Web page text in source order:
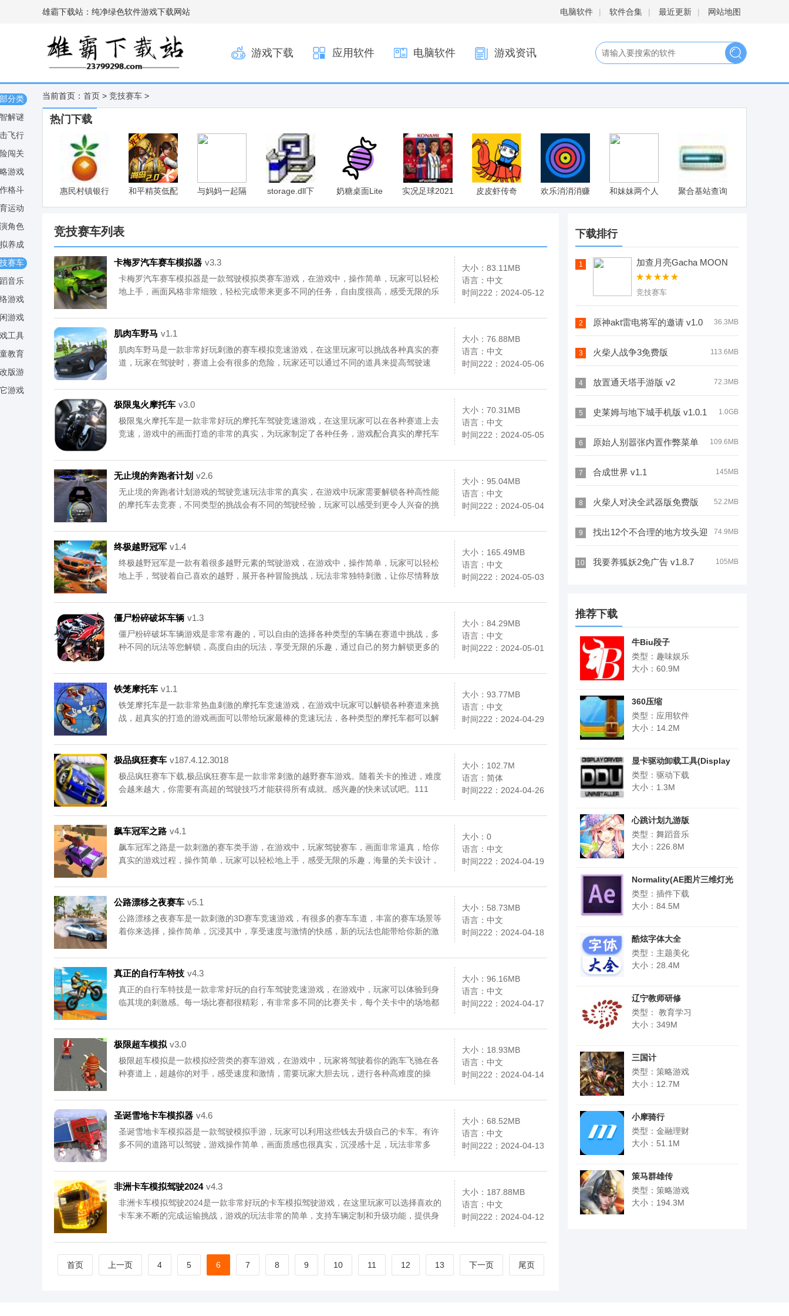
雄霸下载站：纯净绿色软件游戏下载网站 电脑软件 | 软件合集 | 最近更新 | 网站地图
游戏下载 应用软件 电脑软件 游戏资讯
当前首页： 首页 > 竞技赛车 >
热门下载
惠民村镇银行
网银助手
和平精英低配
版
与妈妈一起隔
离V6最新版
storage.dll下
载
奶糖桌面Lite 实况足球2021 皮皮虾传奇
欢乐消消消赚
钱版
和妹妹两个人
看家安卓汉化
聚合基站查询
竞技赛车列表
大小：83.11MB
语言：中文
时间222：2024-05-12
卡梅罗汽车赛车模拟器 v3.3
卡梅罗汽车赛车模拟器是一款驾驶模拟类赛车游戏，在游戏中，操作简单，玩家可以轻松
地上手，画面风格非常细致，轻松完成带来更多不同的任务，自由度很高，感受无限的乐
模拟器吧。资源均来自官网，请放心下载。更多内容请关注《卡梅罗汽车赛车模拟器》专
区。111
大小：76.88MB
语言：中文
时间222：2024-05-06
肌肉车野马 v1.1
肌肉车野马是一款非常好玩刺激的赛车模拟竞速游戏，在这里玩家可以挑战各种真实的赛
道，玩家在驾驶时，赛道上会有很多的危险，玩家还可以通过不同的道具来提高驾驶速
伙伴们快来下载试玩吧。资源均来自官网，请放心下载。更多内容请关注《肌肉车野马》
专区。111
大小：70.31MB
语言：中文
时间222：2024-05-05
极限鬼火摩托车 v3.0
极限鬼火摩托车是一款非常好玩的摩托车驾驶竞速游戏，在这里玩家可以在各种赛道上去
竞速，游戏中的画面打造的非常的真实，为玩家制定了各种任务，游戏配合真实的摩托车
体验沉浸式的驾驶玩法，感兴趣的小伙伴们快来下载试玩吧。资源均来自官网，请放心下
载。更多内容请关注《极限鬼火摩托车》专区。111
大小：95.04MB
语言：中文
时间222：2024-05-04
无止境的奔跑者计划 v2.6
无止境的奔跑者计划游戏的驾驶竞速玩法非常的真实，在游戏中玩家需要解锁各种高性能
的摩托车去竞赛，不同类型的挑战会有不同的驾驶经验，玩家可以感受到更令人兴奋的挑
第一，感兴趣的小伙伴们快来下载试玩吧。资源均来自官网，请放心下载。更多内容请关
注《无止境的奔跑者计划》专区。111
大小：165.49MB
语言：中文
时间222：2024-05-03
终极越野冠军 v1.4
终极越野冠军是一款有着很多越野元素的驾驶游戏，在游戏中，操作简单，玩家可以轻松
地上手，驾驶着自己喜欢的越野，展开各种冒险挑战，玩法非常独特刺激，让你尽情释放
冠军吧。资源均来自官网，请放心下载。更多内容请关注《终极越野冠军》专区。111
大小：84.29MB
语言：中文
时间222：2024-05-01
僵尸粉碎破坏车辆 v1.3
僵尸粉碎破坏车辆游戏是非常有趣的，可以自由的选择各种类型的车辆在赛道中挑战，多
种不同的玩法等您解锁，高度自由的玩法，享受无限的乐趣，通过自己的努力解锁更多的
就来下载吧。资源均来自官网，请放心下载。更多内容请关注《僵尸粉碎破坏车辆》专
区。111
大小：93.77MB
语言：中文
时间222：2024-04-29
铁笼摩托车 v1.1
铁笼摩托车是一款非常热血刺激的摩托车竞速游戏，在游戏中玩家可以解锁各种赛道来挑
战，超真实的打造的游戏画面可以带给玩家最棒的竞速玩法，各种类型的摩托车都可以解
感兴趣的小伙伴们快来下载试玩吧。资源均来自官网，请放心下载。更多内容请关注《铁
笼摩托车》专区。111
大小：102.7M
语言：简体
时间222：2024-04-26
极品疯狂赛车 v187.4.12.3018
极品疯狂赛车下载,极品疯狂赛车是一款非常刺激的越野赛车游戏。随着关卡的推进，难度
会越来越大，你需要有高超的驾驶技巧才能获得所有成就。感兴趣的快来试试吧。111
大小：0
语言：中文
时间222：2024-04-19
飙车冠军之路 v4.1
飙车冠军之路是一款刺激的赛车类手游，在游戏中，玩家驾驶赛车，画面非常逼真，给你
真实的游戏过程，操作简单，玩家可以轻松地上手，感受无限的乐趣，海量的关卡设计，
冠军之路体验一下吧！资源均来自官网，请放心下载。更多内容请关注《飙车冠军之路》
专区。111
大小：58.73MB
语言：中文
时间222：2024-04-18
公路漂移之夜赛车 v5.1
公路漂移之夜赛车是一款刺激的3D赛车竞速游戏，有很多的赛车车道，丰富的赛车场景等
着你来选择，操作简单，沉浸其中，享受速度与激情的快感，新的玩法也能带给你新的激
移之夜赛车吧。资源均来自官网，请放心下载。更多内容请关注《公路漂移之夜赛车》专
区。111
大小：96.16MB
语言：中文
时间222：2024-04-17
真正的自行车特技 v4.3
真正的自行车特技是一款非常好玩的自行车驾驶竞速游戏，在游戏中，玩家可以体验到身
临其境的刺激感。每一场比赛都很精彩，有非常多不同的比赛关卡，每个关卡中的场地都
吧。资源均来自官网，请放心下载。更多内容请关注《真正的自行车特技》专区。111
大小：18.93MB
语言：中文
时间222：2024-04-14
极限超车模拟 v3.0
极限超车模拟是一款模拟经营类的赛车游戏，在游戏中，玩家将驾驶着你的跑车飞驰在各
种赛道上，超越你的对手，感受速度和激情，需要玩家大胆去玩，进行各种高难度的操
载极限超车模拟吧。资源均来自官网，请放心下载。更多内容请关注《极限超车模拟》专
区。111
大小：68.52MB
语言：中文
时间222：2024-04-13
圣诞雪地卡车模拟器 v4.6
圣诞雪地卡车模拟器是一款驾驶模拟手游，玩家可以利用这些钱去升级自己的卡车。有许
多不同的道路可以驾驶，游戏操作简单，画面质感也很真实，沉浸感十足，玩法非常多
吧。资源均来自官网，请放心下载。更多内容请关注《圣诞雪地卡车模拟器》专区。111
大小：187.88MB
语言：中文
时间222：2024-04-12
非洲卡车模拟驾驶2024 v4.3
非洲卡车模拟驾驶2024是一款非常好玩的卡车模拟驾驶游戏，在这里玩家可以选择喜欢的
卡车来不断的完成运输挑战，游戏的玩法非常的简单，支持车辆定制和升级功能，提供身
玩家探索，感兴趣的小伙伴们快来下载试玩吧。资源均来自官网，请放心下载。更多内容
请关注《非洲卡车模拟驾驶2024》专区。111
首页
上一页 4 5 6 7 8 9 10 11 12 13 下一页 尾页
下载排行
1
加查月亮Gacha MOON
v1.1.0
竞技赛车
2 36.3MB
原神akt雷电将军的邀请 v1.0
3 113.6MB
火柴人战争3免费版
v2022.1.6
4 72.3MB
放置通天塔手游版 v2
5 1.0GB
史莱姆与地下城手机版 v1.0.1
6 109.6MB
原始人别嚣张内置作弊菜单
下载 v1.3.2
7 145MB
合成世界 v1.1
8 52.2MB
火柴人对决全武器版免费版
v2.0.6
9 74.9MB
找出12个不合理的地方坟头迎
亲 v1.0
10 105MB
我要养狐妖2免广告 v1.8.7
推荐下载
牛Biu段子
类型：趣味娱乐
大小：60.9M
360压缩
类型：应用软件
大小：14.2M
显卡驱动卸载工具(Display
Driver Uninstaller)
类型：驱动下载
大小：1.3M
心跳计划九游版
类型：舞蹈音乐
大小：226.8M
Normality(AE图片三维灯光
插件)
类型：插件下载
大小：84.5M
酷炫字体大全
类型：主题美化
大小：28.4M
辽宁教师研修
类型： 教育学习
大小：349M
三国计
类型：策略游戏
大小：12.7M
小摩骑行
类型：金融理财
大小：51.1M
策马群雄传
类型：策略游戏
大小：194.3M
分类
解谜
飞行
闯关
游戏
格斗
运动
角色
养成
赛车
音乐
游戏
游戏
工具
教育
版游
游戏